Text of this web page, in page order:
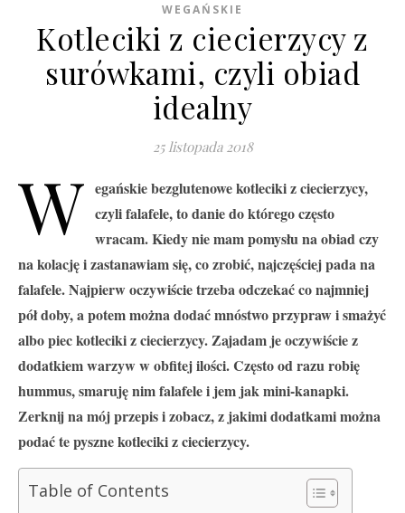
WEGAŃSKIE
Kotleciki z ciecierzycy z
surówkami, czyli obiad
idealny
25 listopada 2018
W egańskie bezglutenowe kotleciki z ciecierzycy,
czyli falafele, to danie do którego często
wracam. Kiedy nie mam pomysłu na obiad czy
na kolację i zastanawiam się, co zrobić, najczęściej pada na
falafele. Najpierw oczywiście trzeba odczekać co najmniej
pół doby, a potem można dodać mnóstwo przypraw i smażyć
albo piec kotleciki z ciecierzycy. Zajadam je oczywiście z
dodatkiem warzyw w obfitej ilości. Często od razu robię
hummus, smaruję nim falafele i jem jak mini-kanapki.
Zerknij na mój przepis i zobacz, z jakimi dodatkami można
podać te pyszne kotleciki z ciecierzycy.
Table of Contents